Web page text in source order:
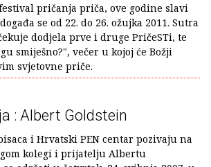
pričanja priča, ove godine slavi
se od 22. do 26. ožujka 2011. Sutra
dodjela prve i druge PričeSTi, te
smiješno?", večer u kojoj će Božji
svjetovne priče.
: Albert Goldstein
i Hrvatski PEN centar pozivaju na
kolegi i prijatelju Albertu